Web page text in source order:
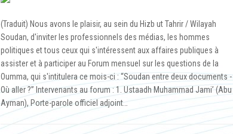
(Traduit) Nous avons le plaisir, au sein du Hizb ut Tahrir / Wilayah
Soudan, d'inviter les professionnels des médias, les hommes
politiques et tous ceux qui s'intéressent aux affaires publiques à
assister et à participer au Forum mensuel sur les questions de la
Oumma, qui s'intitulera ce mois-ci : “Soudan entre deux documents -
Où aller ?” Intervenants au forum : 1. Ustaadh Muhammad Jami’ (Abu
Ayman), Porte-parole officiel adjoint…